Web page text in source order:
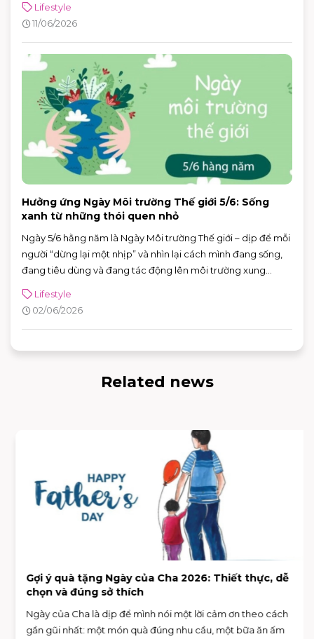
thứ ba của tháng 6) — rất tiện để cả nhà lên lịch đi chơi, mua
sắm và ăn uống trong một buổi.
Lifestyle
11/06/2026
Hưởng ứng Ngày Môi trường Thế giới 5/6: Sống
xanh từ những thói quen nhỏ
Ngày 5/6 hằng năm là Ngày Môi trường Thế giới – dịp để mỗi
người “dừng lại một nhịp” và nhìn lại cách mình đang sống,
đang tiêu dùng và đang tác động lên môi trường xung
đến hành động vì khí hậu, với sự kiện toàn cầu được tổ chức
tại Azerbaijan.
Lifestyle
02/06/2026
Related news
Gợi ý quà tặng Ngày của Cha 2026: Thiết thực, dễ
chọn và đúng sở thích
Ngày của Cha là dịp để mình nói một lời cảm ơn theo cách
gần gũi nhất: một món quà đúng nhu cầu, một bữa ăn ấm